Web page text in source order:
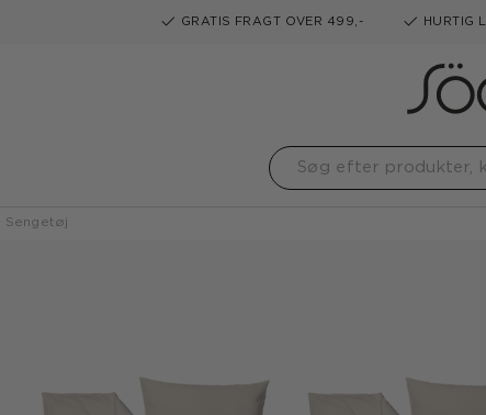
GRATIS FRAGT OVER 499,- HURTIG
Sengetøj